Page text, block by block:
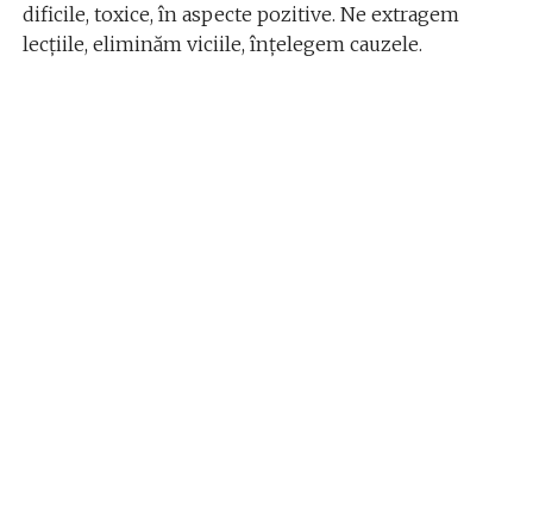
dificile, toxice, în aspecte pozitive. Ne extragem
lecțiile, eliminăm viciile, înțelegem cauzele.